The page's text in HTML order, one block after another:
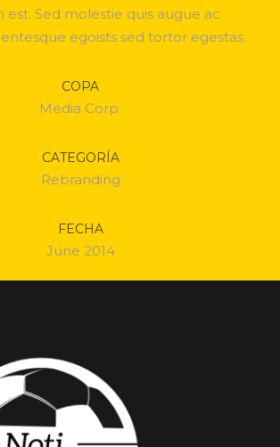
est. Sed molestie quis augue ac
egoists sed tortor egestas.
COPA
Media Corp.
CATEGORÍA
Rebranding
FECHA
June 2014